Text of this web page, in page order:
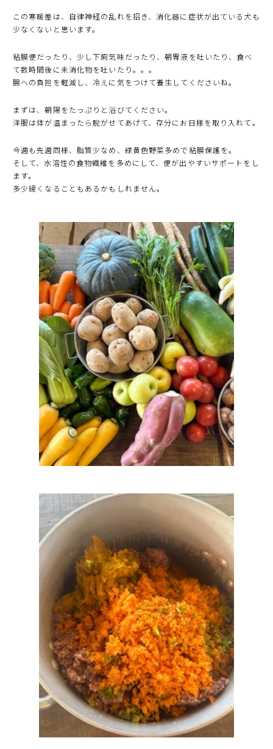
この寒暖差は、自律神経の乱れを招き、消化器に症状が出ている犬も
少なくないと思います。
粘膜便だったり、少し下痢気味だったり、朝胃液を吐いたり、食べ
て数時間後に未消化物を吐いたり。。。
腸への負担を軽減し、冷えに気をつけて養生してくださいね。
まずは、朝陽をたっぷりと浴びてください。
洋服は体が温まったら脱がせてあげて、存分にお日様を取り入れて。
今週も先週同様、脂質少なめ、緑黄色野菜多めで粘膜保護を。
そして、水溶性の食物繊維を多めにして、便が出やすいサポートをし
ます。
多少緩くなることもあるかもしれません。